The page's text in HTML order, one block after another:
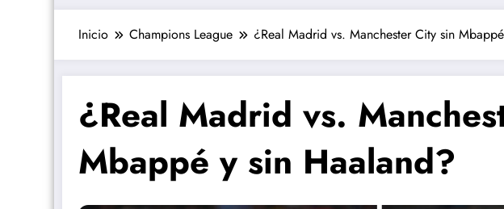
Inicio Champions League ¿Real Madrid vs. Manchester City sin
¿Real Madrid vs.
Mbappé y sin Haaland?